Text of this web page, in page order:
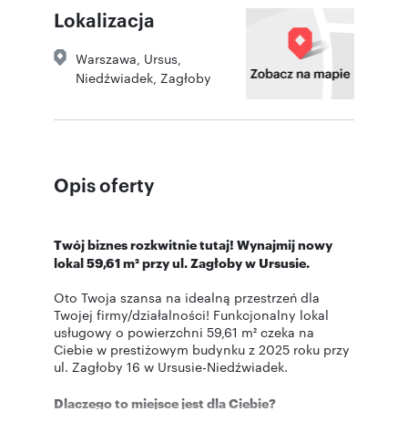
Lokalizacja
Warszawa Ursus
Niedźwiadek Zagłoby
Opis oferty
Twój biznes rozkwitnie tutaj! Wynajmij nowy
lokal 59,61 m² przy ul. Zagłobyw Ursusie.
Oto Twoja szansa na idealną przestrzeń dla
Twojej firmy/działalności! Funkcjonalny lokal
usługowy o powierzchni 59,61 m² czeka na
Ciebie w prestiżowym budynku z 2025 roku przy
ul. Zagłoby 16 w Ursusie-Niedźwiadek.
Dlaczego to miejsce jest dla Ciebie?